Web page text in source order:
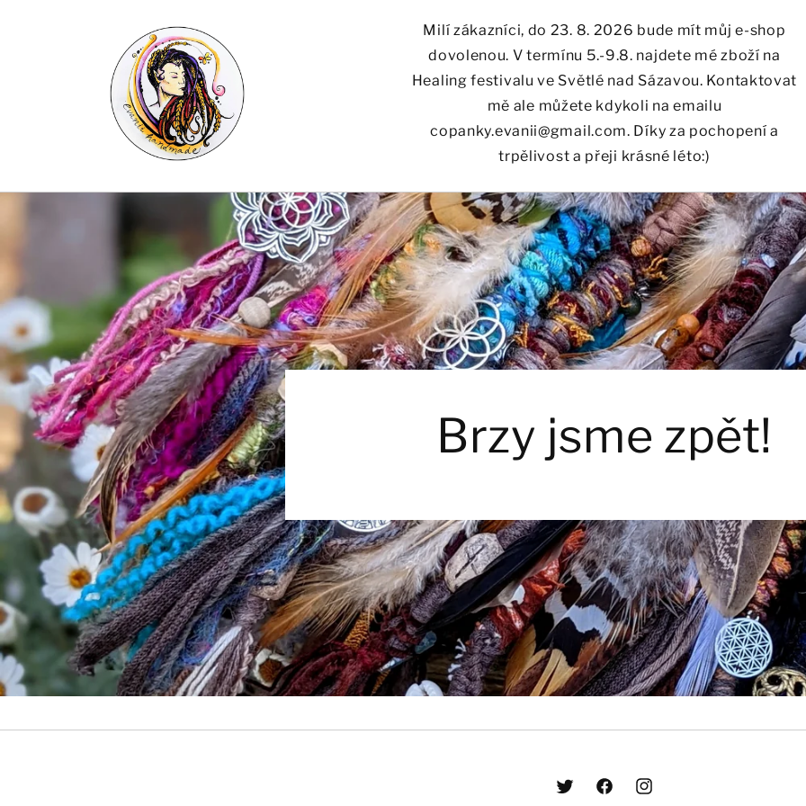
Milí zákazníci, do 23. 8. 2026 bude mít můj e-shop
dovolenou. V termínu 5.-9.8. najdete mé zboží na
Healing festivalu ve Světlé nad Sázavou. Kontaktovat
mě ale můžete kdykoli na emailu
copanky.evanii@gmail.com. Díky za pochopení a
trpělivost a přeji krásné léto:)
Brzy jsme zpět!
TwitterFacebookInstagram